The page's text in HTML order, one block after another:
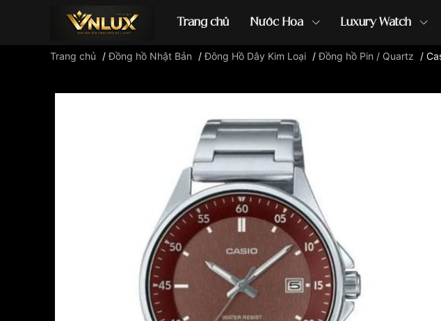
Trang chủ Nước Hoa Luxury Watch
Đồng hồ casio đồng hồ G-Shock đồng hồ Orient
Trang chủ /Đồng hồ Nhật Bản /Đông Hồ Dây Kim Loại /Đồng hồ Pin / Quartz /